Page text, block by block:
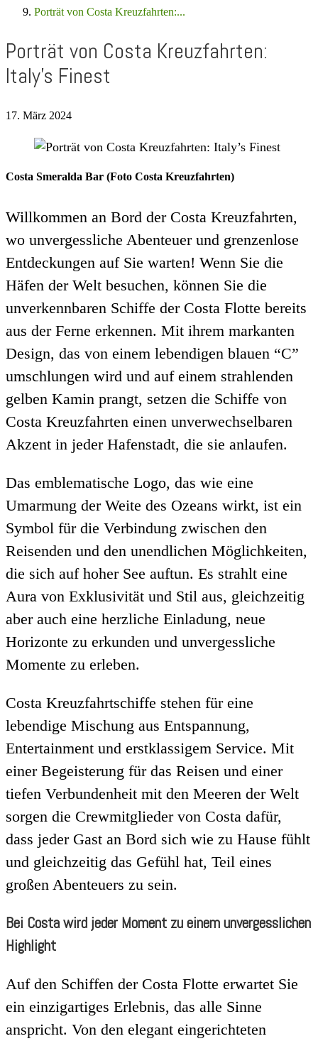
Porträt von Costa Kreuzfahrten:...
Porträt von Costa Kreuzfahrten:
Italy’s Finest
17. März 2024
Costa Smeralda Bar (Foto Costa Kreuzfahrten)
Willkommen an Bord der Costa Kreuzfahrten,
wo unvergessliche Abenteuer und grenzenlose
Entdeckungen auf Sie warten! Wenn Sie die
Häfen der Welt besuchen, können Sie die
unverkennbaren Schiffe der Costa Flotte bereits
aus der Ferne erkennen. Mit ihrem markanten
Design, das von einem lebendigen blauen “C”
umschlungen wird und auf einem strahlenden
gelben Kamin prangt, setzen die Schiffe von
Costa Kreuzfahrten einen unverwechselbaren
Akzent in jeder Hafenstadt, die sie anlaufen.
Das emblematische Logo, das wie eine
Umarmung der Weite des Ozeans wirkt, ist ein
Symbol für die Verbindung zwischen den
Reisenden und den unendlichen Möglichkeiten,
die sich auf hoher See auftun. Es strahlt eine
Aura von Exklusivität und Stil aus, gleichzeitig
aber auch eine herzliche Einladung, neue
Horizonte zu erkunden und unvergessliche
Momente zu erleben.
Costa Kreuzfahrtschiffe stehen für eine
lebendige Mischung aus Entspannung,
Entertainment und erstklassigem Service. Mit
einer Begeisterung für das Reisen und einer
tiefen Verbundenheit mit den Meeren der Welt
sorgen die Crewmitglieder von Costa dafür,
dass jeder Gast an Bord sich wie zu Hause fühlt
und gleichzeitig das Gefühl hat, Teil eines
großen Abenteuers zu sein.
Bei Costa wird jeder Moment zu einem unvergesslichen
Highlight
Auf den Schiffen der Costa Flotte erwartet Sie
ein einzigartiges Erlebnis, das alle Sinne
anspricht. Von den elegant eingerichteten